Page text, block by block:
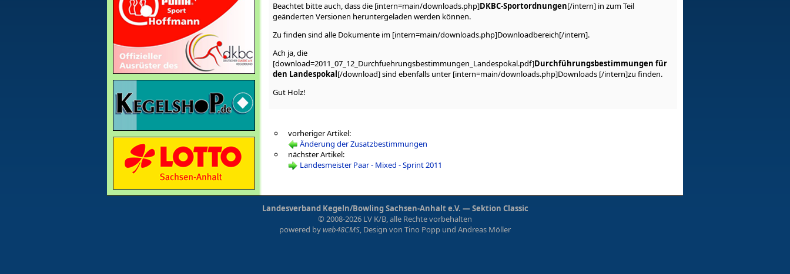
Beachtet bitte auch, dass die [intern=main/downloads.php]DKBC-Sportordnungen[/intern] in zum Teil
geänderten Versionen heruntergeladen werden können.
Zu finden sind alle Dokumente im [intern=main/downloads.php]Downloadbereich[/intern].
Ach ja, die
[download=2011_07_12_Durchfuehrungsbestimmungen_Landespokal.pdf]Durchführungsbestimmungen für
den Landespokal[/download] sind ebenfalls unter [intern=main/downloads.php]Downloads [/intern]zu finden.
Gut Holz!
vorheriger Artikel:
Änderung der Zusatzbestimmungen
nächster Artikel:
Landesmeister Paar - Mixed - Sprint 2011
Landesverband Kegeln/Bowling Sachsen-Anhalt e.V. — Sektion Classic
© 2008-2026 LV K/B, alle Rechte vorbehalten
powered byweb48CMS, Design von Tino Popp und Andreas Möller